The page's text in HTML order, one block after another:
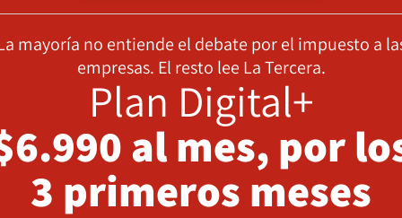
mayoría no entiende el debate por el impuesto a
empresas. El resto lee La Tercera.
Plan Digital+
al mes, por
3 primeros meses